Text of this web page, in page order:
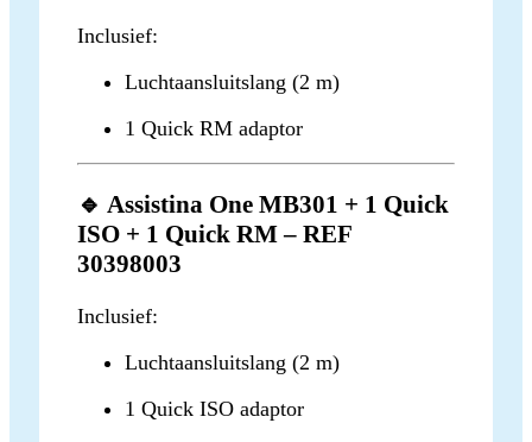
Inclusief:
Luchtaansluitslang (2 m)
1 Quick RM adaptor
🔹 Assistina One MB301 + 1 Quick
ISO + 1 Quick RM – REF
30398003
Inclusief:
Luchtaansluitslang (2 m)
1 Quick ISO adaptor